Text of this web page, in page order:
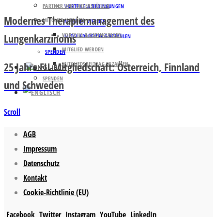
VORTEILE & BEDINGUNGEN
MITGLIED WERDEN
MITGLIEDSBEITRAG BEZAHLEN
SPENDEN
PARTNER UND UNTERSTÜTZER
MITGLIED WERDEN
VORTEILE & BEDINGUNGEN
MITGLIED WERDEN
MITGLIEDSBEITRAG BEZAHLEN
SPENDEN
Modernes Therapiemanagement des
Lungenkarzinoms
25 Jahre EU-Mitgliedschaft: Österreich, Finnland
und Schweden
Scroll
AGB
Impressum
Datenschutz
Kontakt
Cookie-Richtlinie (EU)
Facebook Twitter Instagram YouTube LinkedIn